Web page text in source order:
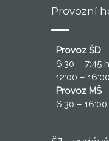
Provozní
Provoz ŠD
6:30 – 7:45
12:00 –
Provoz MŠ
6:30 –